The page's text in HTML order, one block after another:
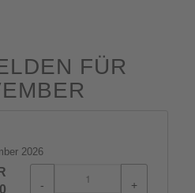
FÜR
2026
- +